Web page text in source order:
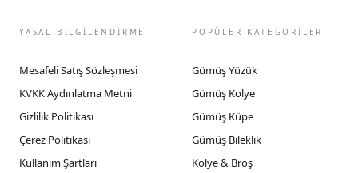
YASAL BİLGİLENDİRME
Mesafeli Satış Sözleşmesi
KVKK Aydınlatma Metni
Gizlilik Politikası
Çerez Politikası
Kullanım Şartları
POPÜLER KATEGORİLER
Gümüş Yüzük
Gümüş Kolye
Gümüş Küpe
Gümüş Bileklik
Kolye & Broş